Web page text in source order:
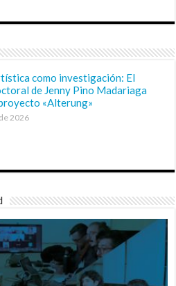
como investigación: El
de Jenny Pino Madariaga
«Alterung»
2026